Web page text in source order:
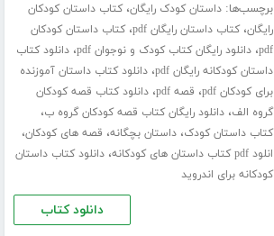
برچسب‌ها:داستان کودک رایگان،کتاب داستان کودکان
رایگان،کتاب داستان رایگان pdf ،کتاب داستان کودکان
pdf،دانلود رایگان کتاب کودک و نوجوان pdf ،دانلود کتاب
داستان کودکانه رایگان pdf
،دانلود کتاب داستان آموزنده
برای کودکان pdf
، قصه pdf ،دانلود کتاب قصه کودکان
گروه الف،دانلود رایگان کتاب قصه کودکان گروه ب،
کتاب داستان کودک،داستان بچگانه، قصه های کودکان،
انلود pdf کتاب داستان های کودکانه ،دانلود کتاب داستان
کودکانه برای اندروید
دانلود کتاب